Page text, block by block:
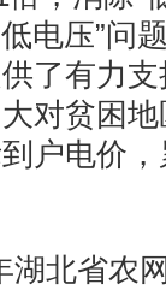
电压”问
了有力
对贫困
户电价
湖北省农